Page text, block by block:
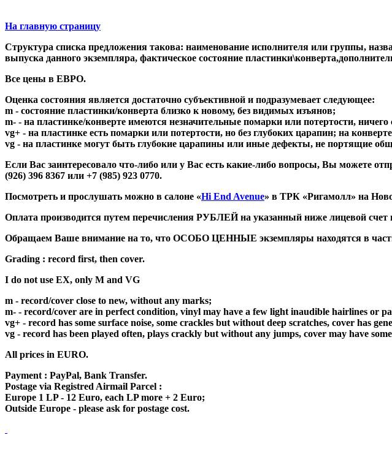
На главную страницу
Структура списка предложения такова: наименование исполнителя или группы,
выпуска данного экземпляра, фактическое состояние
Все цены в ЕВРО.
Оценка состояния является достаточно субъективной и подразумевает следующее:
m - состояние пластинки/конверта близко к новому, без видимых изъянов;
m- - на пластинке/конверте имеются незначительные помарки или потертости, ничего
vg+ - на пластинке есть помарки или потертости, но без глубоких царапин; на
vg - на пластинке могут быть глубокие царапины или иные дефекты, не портящие
Если Вас заинтересовало что-либо или у Вас есть какие-либо вопросы, Вы можете
(926) 396 8367 или +7 (985) 923 0770.
Посмотреть и прослушать можно в салоне «Hi End Avenue» в ТРК «Ригамолл» на
Оплата производится путем перечисления РУБЛЕЙ на указанный ниже лицевой счет
Обращаем Ваше внимание на то, что ОСОБО ЦЕННЫЕ экземпляры находятся в
Grading : record first, then cover.
I do not use EX, only M and VG
m - record/cover close to new, without any marks;
m- - record/cover are in perfect condition, vinyl may have a few light inaudible hairlines or
vg+ - record has some surface noise, some crackles but without deep scratches, cover has
vg - record has been played often, plays crackly but without any jumps, cover may have
All prices in EURO.
Payment : PayPal, Bank Transfer.
Postage via Registred Airmail Parcel :
Europe 1 LP - 12 Euro, each LP more + 2 Euro;
Outside Europe - please ask for postage cost.